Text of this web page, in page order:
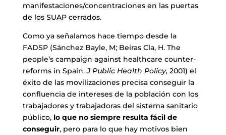
manifestaciones/concentraciones en las puertas
de los SUAP cerrados.
Como ya señalamos hace tiempo desde la
FADSP (Sánchez Bayle, M; Beiras Cla, H. The
people’s campaign against healthcare counter-
reforms in Spain.J Public Health Policy, 2001) el
éxito de las movilizaciones precisa conseguir la
confluencia de intereses de la población con los
trabajadores y trabajadoras del sistema sanitario
público, lo que no siempre resulta fácil de
conseguir, pero para lo que hay motivos bien